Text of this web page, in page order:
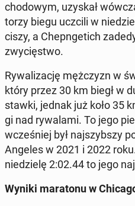
chodowym, uzyskał
torzy biegu uczcili w
ciszy, a Chep­ngetich
zwycięst­wo.
Ry­wal­iza­cję mężczyzn w
który przez 30 km biegł w
stawki, jednak już koło 35
gi nad ry­wala­mi. To jego
wcześniej był na­jszyb­szy
Angeles w 2021 i 2022
niedzielę 2:02.44 to jego
Wyniki mara­tonu w